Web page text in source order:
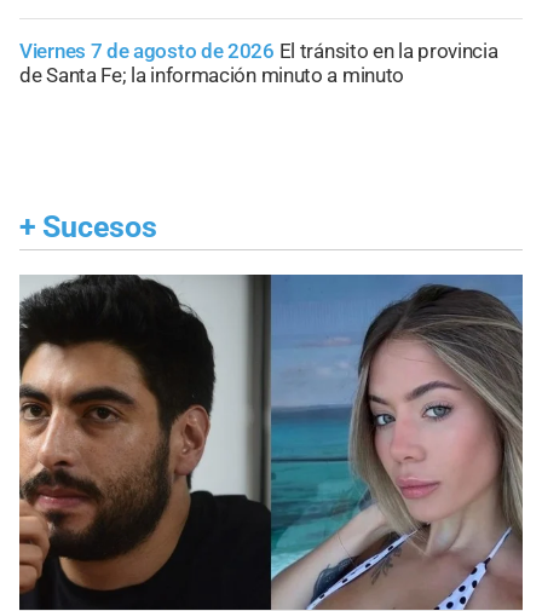
Viernes 7 de agosto de 2026 El tránsito en la provincia
de Santa Fe; la información minuto a minuto
+ Sucesos